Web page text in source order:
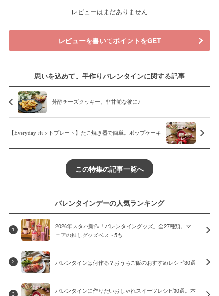
レビューはまだありません
レビューを書いてポイントをGET
思いを込めて。手作りバレンタインに関する記事
芳醇チーズクッキー。非甘党な彼に♪
【Everyday ホットプレート】たこ焼き器で簡単。ポップケーキ
この特集の記事一覧へ
バレンタインデーの人気ランキング
1
2026年スタバ新作「バレンタイングッズ」全27種類。マ
ニアの推しグッズベスト5も
2 バレンタインは何作る？おうちご飯のおすすめレシピ30選
3
バレンタインに作りたいおしゃれスイーツレシピ30選。本